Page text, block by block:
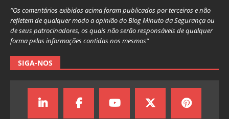
“Os comentários exibidos acima foram publicados por terceiros e não
refletem de qualquer modo a opinião do Blog Minuto da Segurança ou
de seus patrocinadores, os quais não serão responsáveis de qualquer
forma pelas informações contidas nos mesmos”
SIGA-NOS